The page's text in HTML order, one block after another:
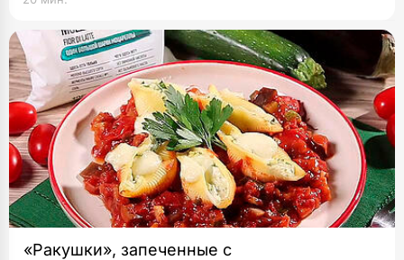
«Ракушки», запеченные с